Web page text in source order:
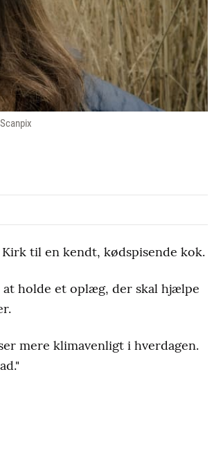
til en kendt, kødspisende kok.
holde et oplæg, der skal hjælpe
mere klimavenligt i hverdagen.